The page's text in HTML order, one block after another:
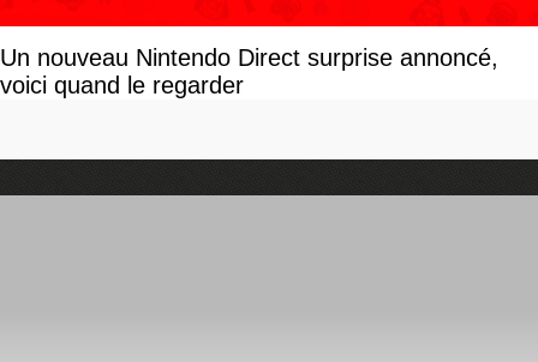
Un nouveau Nintendo Direct surprise annoncé,
voici quand le regarder